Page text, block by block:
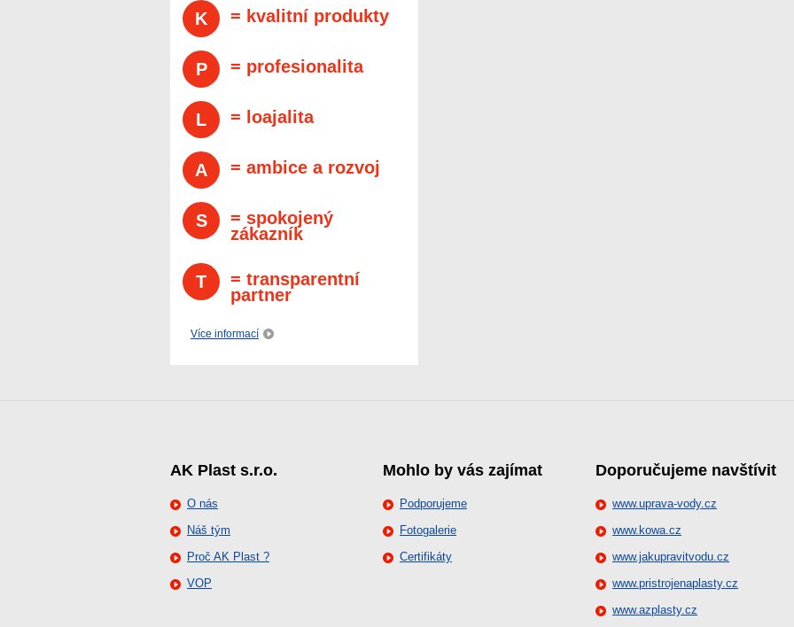
K = kvalitní produkty
P = profesionalita
L = loajalita
A = ambice a rozvoj
S
= spokojený
zákazník
T
= transparentní
partner
Více informací
AK Plast s.r.o.
O nás
Náš tým
Proč AK Plast ?
VOP
Mohlo by vás zajímat
Podporujeme
Fotogalerie
Certifikáty
Doporučujeme navštívit
www.uprava-vody.cz
www.kowa.cz
www.jakupravitvodu.cz
www.pristrojenaplasty.cz
www.azplasty.cz